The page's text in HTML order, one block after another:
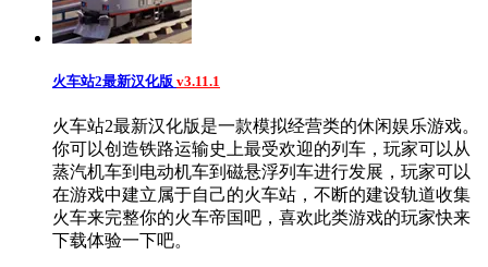
火车站2最新汉化版 v3.11.1
火车站2最新汉化版是一款模拟经营类的休闲娱乐游戏。
你可以创造铁路运输史上最受欢迎的列车，玩家可以从
蒸汽机车到电动机车到磁悬浮列车进行发展，玩家可以
在游戏中建立属于自己的火车站，不断的建设轨道收集
火车来完整你的火车帝国吧，喜欢此类游戏的玩家快来
下载体验一下吧。